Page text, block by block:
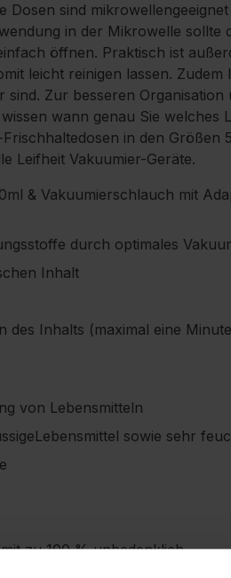
sind
in der Mikrowelle sollte
öffnen. Praktisch ist
leicht reinigen lassen. Zudem
Zur besseren
wann genau Sie welches
in den Größen
Leifheit Vakuumier-Geräte.
& Vakuumierschlauch mit
durch optimales
Inhalt
Inhalts (maximal eine
von Lebensmitteln
sowie sehr
zu 100 % unbedenklich